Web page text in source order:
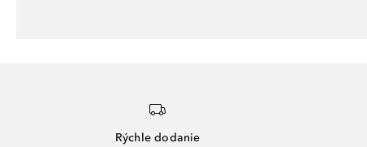
Rýchle dodanie